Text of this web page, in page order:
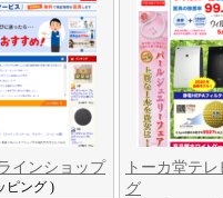
インショップ
ピング )
トーカ堂テ
グ